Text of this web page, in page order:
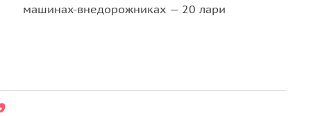
машинах-внедорожниках — 20 лари